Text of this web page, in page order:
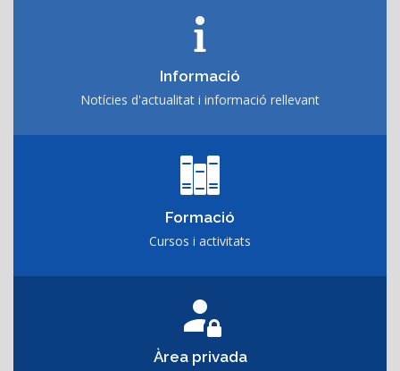
Informació
Notícies d'actualitat i informació rellevant
Formació
Cursos i activitats
Àrea privada